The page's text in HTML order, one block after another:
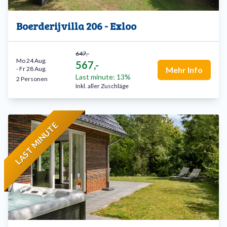
Boerderijvilla 206 - Exloo
647,-
567,-
Last minute: 13%
Inkl. aller Zuschläge
Mo 24 Aug.
-Fr 28 Aug.
2 Personen
Mehr Info
LAST MINUTE